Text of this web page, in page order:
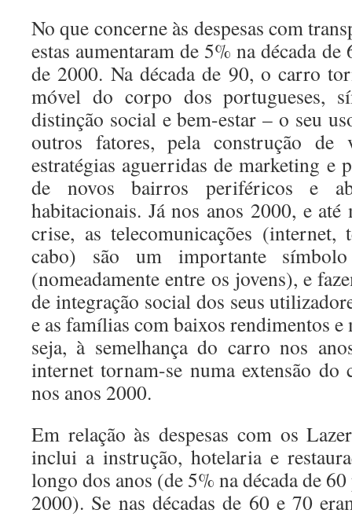
No que concerne às despesas com
estas aumentaram de 5% na década
de 2000. Na década de 90, o carro
móvel do corpo dos portugueses,
distinção social e bem-estar – o seu
outros fatores, pela construção de
estratégias aguerridas de marketing e
de novos bairros periféricos e
habitacionais. Já nos anos 2000, e
crise, as telecomunicações (internet,
cabo) são um importante
(nomeadamente entre os jovens), e
de integração social dos seus
e as famílias com baixos rendimentos
seja, à semelhança do carro nos
internet tornam-se numa extensão do
nos anos 2000.
Em relação às despesas com os
inclui a instrução, hotelaria e
longo dos anos (de 5% na década de
2000). Se nas décadas de 60 e 70